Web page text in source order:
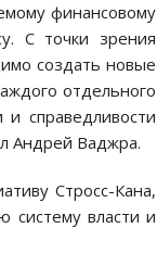
финансовому
С точки зрения
создать новые
отдельного
справедливости
Андрей Ваджра.
Стросс-Кана,
систему власти и